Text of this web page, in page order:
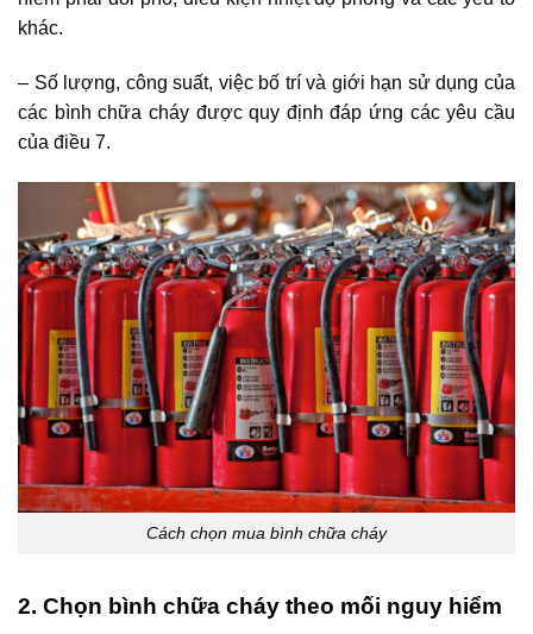
khác.
– Số lượng, công suất, việc bố trí và giới hạn sử dụng của
các bình chữa cháy được quy định đáp ứng các yêu cầu
của điều 7.
Cách chọn mua bình chữa cháy
2. Chọn bình chữa cháy theo mối nguy hiểm